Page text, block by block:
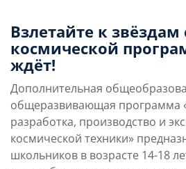
Учебная программа
Взлетайте к
космической
ждёт!
Дополнительная
общеразвивающая программа
разработка, производство и
космической техники»
школьников в возрасте 14-18